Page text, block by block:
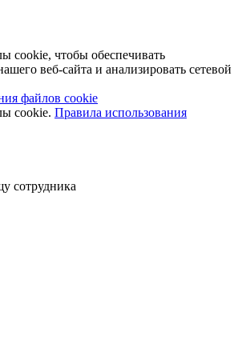
cookie, чтобы обеспечивать
веб-сайта и анализировать сетевой
файлов cookie
cookie. Правила использования
сотрудника